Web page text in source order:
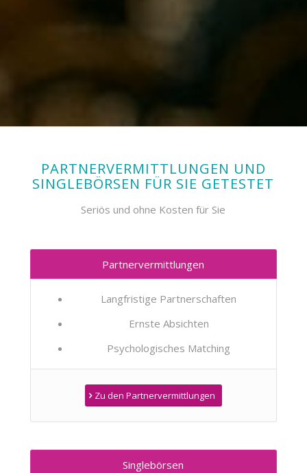
PARTNERVERMITTLUNGEN UND
SINGLEBÖRSEN FÜR SIE GETESTET
Seriös und ohne Kosten für Sie
Partnervermittlungen
Langfristige Partnerschaften
Ernste Absichten
Psychologisches Matching
Zu den Partnervermittlungen
Singlebörsen